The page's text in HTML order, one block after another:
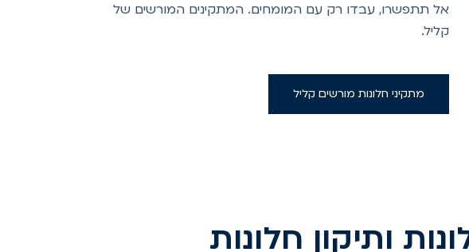
אל תתפשרו, עבדו רק עם המומחים. המתקינים המורשים של
קליל.
מתקיני חלונות מורשים קליל
ותיקון חלונות